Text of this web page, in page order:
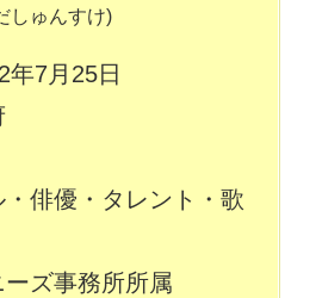
しゅんすけ)
年7月25日
俳優・タレント・歌
ズ事務所所属